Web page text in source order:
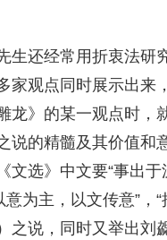
生还经常用折衷法研
家观点同时展示出来
龙》的某一观点时，
说的精髓及其价值和
文选》中文要“事出
为主，以文传意”，
之说，同时又举出刘